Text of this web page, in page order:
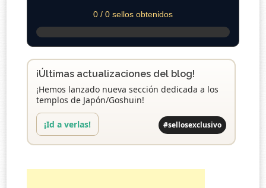
0 / 0 sellos obtenidos
¡Últimas actualizaciones del blog!
¡Hemos lanzado nueva sección dedicada a los
templos de Japón/Goshuin!
¡Id a verlas! #sellosexclusivo